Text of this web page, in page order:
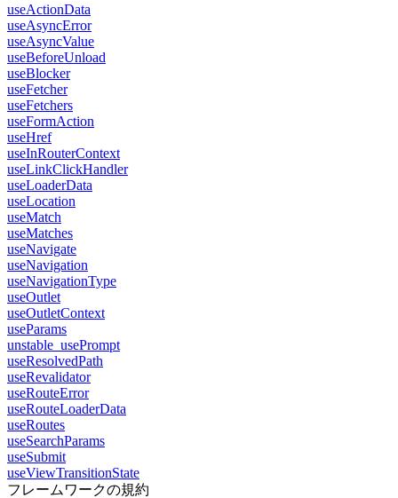
useActionData
useAsyncError
useAsyncValue
useBeforeUnload
useBlocker
useFetcher
useFetchers
useFormAction
useHref
useInRouterContext
useLinkClickHandler
useLoaderData
useLocation
useMatch
useMatches
useNavigate
useNavigation
useNavigationType
useOutlet
useOutletContext
useParams
unstable_usePrompt
useResolvedPath
useRevalidator
useRouteError
useRouteLoaderData
useRoutes
useSearchParams
useSubmit
useViewTransitionState
フレームワークの規約